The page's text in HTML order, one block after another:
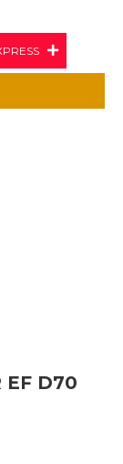
EF D70